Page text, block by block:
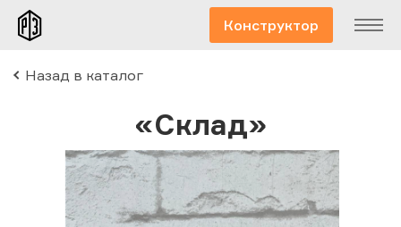
Конструктор
Назад в каталог
«Склад»